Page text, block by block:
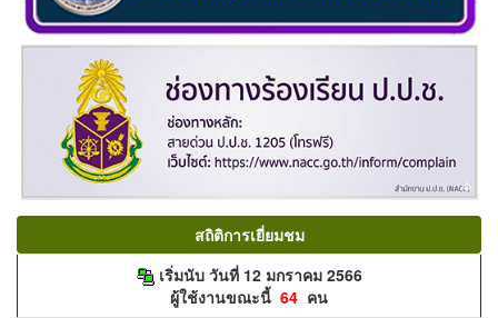
สถิติการเยี่ยมชม
เริ่มนับ วันที่ 12 มกราคม 2566
ผู้ใช้งานขณะนี้ 64 คน